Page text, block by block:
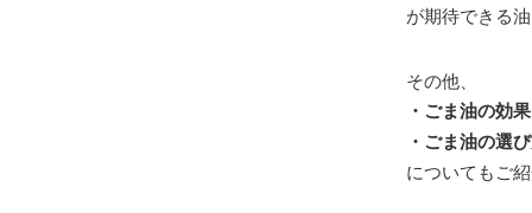
が期待できる
その他、
・ごま油の効
・ごま油の選
についてもご